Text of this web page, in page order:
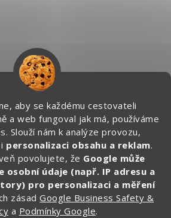
aby se každému cestovateli
a web fungoval jak má, používáme
Slouží nám k analýze provozu,
personalizaci obsahu a reklam.
povolujete, že Google může
osobní údaje (např. IP adresu a
pro personalizaci a měření
zásadGoogle Business Safety &
a Podmínky Google.